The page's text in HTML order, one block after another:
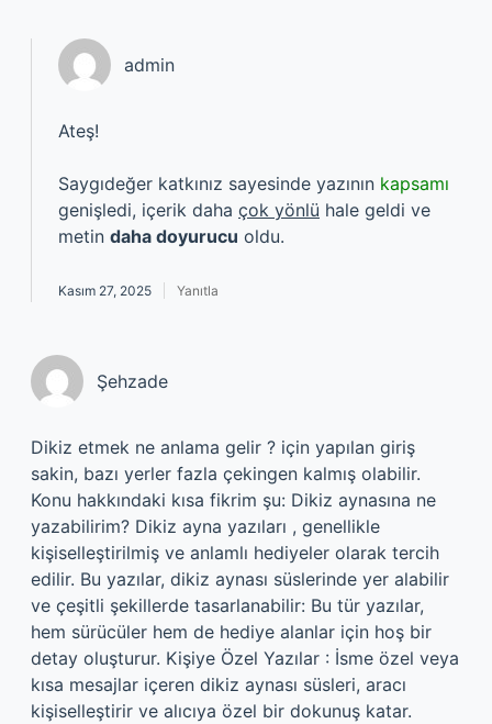
admin
Ateş!
Saygıdeğer katkınız sayesinde yazının kapsamı
genişledi, içerik daha çok yönlü hale geldi ve
metin daha doyurucu oldu.
Kasım 27, 2025 Yanıtla
Şehzade
Dikiz etmek ne anlama gelir ? için yapılan giriş
sakin, bazı yerler fazla çekingen kalmış olabilir.
Konu hakkındaki kısa fikrim şu: Dikiz aynasına ne
yazabilirim? Dikiz ayna yazıları , genellikle
kişiselleştirilmiş ve anlamlı hediyeler olarak tercih
edilir. Bu yazılar, dikiz aynası süslerinde yer alabilir
ve çeşitli şekillerde tasarlanabilir: Bu tür yazılar,
hem sürücüler hem de hediye alanlar için hoş bir
detay oluşturur. Kişiye Özel Yazılar : İsme özel veya
kısa mesajlar içeren dikiz aynası süsleri, aracı
kişiselleştirir ve alıcıya özel bir dokunuş katar.